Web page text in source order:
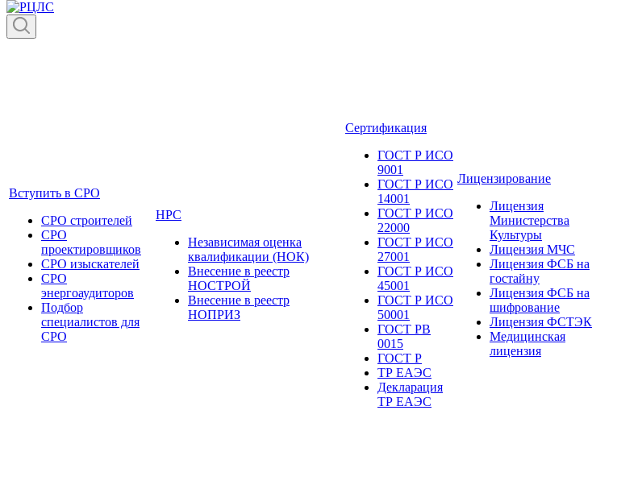
Вступить в СРО
СРО строителей
СРО
проектировщиков
СРО изыскателей
СРО
энергоаудиторов
Подбор
специалистов для
СРО
НРС
Независимая оценка
квалификации (НОК)
Внесение в реестр
НОСТРОЙ
Внесение в реестр
НОПРИЗ
Сертификация
ГОСТ Р ИСО
9001
ГОСТ Р ИСО
14001
ГОСТ Р ИСО
22000
ГОСТ Р ИСО
27001
ГОСТ Р ИСО
45001
ГОСТ Р ИСО
50001
ГОСТ РВ
0015
ГОСТ Р
ТР ЕАЭС
Декларация
ТР ЕАЭС
Лицензирование
Лицензия
Министерства
Культуры
Лицензия МЧС
Лицензия ФСБ на
гостайну
Лицензия ФСБ на
шифрование
Лицензия ФСТЭК
Медицинская
лицензия